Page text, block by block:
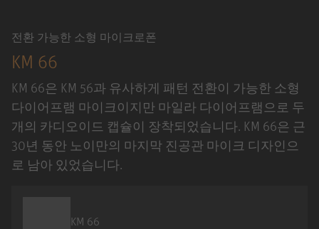
전환 가능한 소형 마이크로폰
KM 66
KM 66은 KM 56과 유사하게 패턴 전환이 가능한 소형
다이어프램 마이크이지만 마일라 다이어프램으로 두
개의 카디오이드 캡슐이 장착되었습니다. KM 66은 근
30년 동안 노이만의 마지막 진공관 마이크 디자인으
로 남아 있었습니다.
KM 66